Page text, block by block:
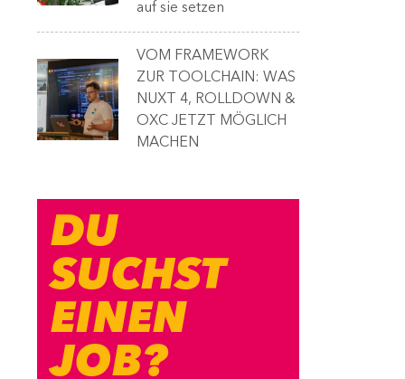
auf sie setzen
VOM FRAMEWORK
ZUR TOOLCHAIN: WAS
NUXT 4, ROLLDOWN &
OXC JETZT MÖGLICH
MACHEN
DU
SUCHST
EINEN
JOB?